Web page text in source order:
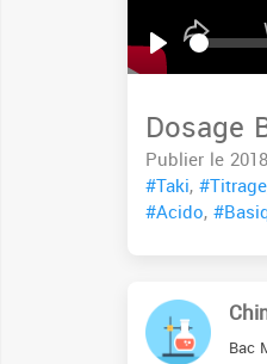
Play
Dosage
Publier le
#Taki,#Titrage
#Acido,
Bac